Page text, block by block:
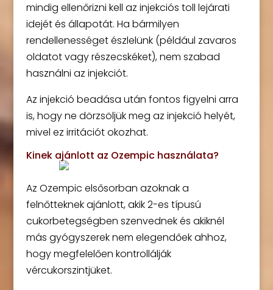
mindig ellenőrizni kell az injekciós toll lejárati
idejét és állapotát. Ha bármilyen
rendellenességet észlelünk (például zavaros
oldatot vagy részecskéket), nem szabad
használni az injekciót.
Az injekció beadása után fontos figyelni arra
is, hogy ne dörzsöljük meg az injekció helyét,
mivel ez irritációt okozhat.
Kinek ajánlott az Ozempic használata?
Az Ozempic elsősorban azoknak a
felnőtteknek ajánlott, akik 2-es típusú
cukorbetegségben szenvednek és akiknél
más gyógyszerek nem elegendőek ahhoz,
hogy megfelelően kontrollálják
vércukorszintjüket.